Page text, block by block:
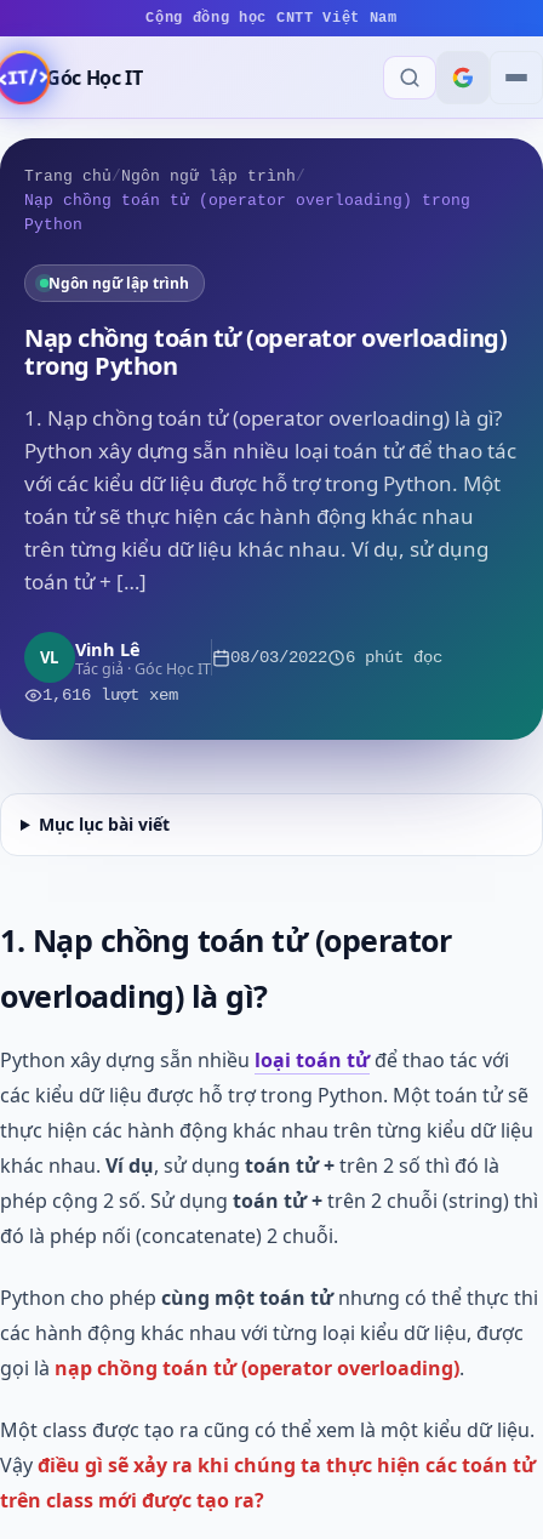
Cộng đồng học CNTT Việt Nam
Góc Học IT
Trang chủ/ Ngôn ngữ lập trình/
Nạp chồng toán tử (operator overloading) trong
Python
Ngôn ngữ lập trình
Nạp chồng toán tử (operator overloading)
trong Python
1. Nạp chồng toán tử (operator overloading) là gì?
Python xây dựng sẵn nhiều loại toán tử để thao tác
với các kiểu dữ liệu được hỗ trợ trong Python. Một
toán tử sẽ thực hiện các hành động khác nhau
trên từng kiểu dữ liệu khác nhau. Ví dụ, sử dụng
toán tử + […]
VL Vinh Lê
Tác giả · Góc Học IT
08/03/2022 6 phút đọc
1,616 lượt xem
Mục lục bài viết
1. Nạp chồng toán tử (operator
overloading) là gì?
Python xây dựng sẵn nhiều loại toán tửđể thao tác với
các kiểu dữ liệu được hỗ trợ trong Python. Một toán tử sẽ
thực hiện các hành động khác nhau trên từng kiểu dữ liệu
khác nhau. Ví dụ, sử dụng toán tử +trên 2 số thì đó là
phép cộng 2 số. Sử dụng toán tử +trên 2 chuỗi (string) thì
đó là phép nối (concatenate) 2 chuỗi.
Python cho phép cùng một toán tửnhưng có thể thực thi
các hành động khác nhau với từng loại kiểu dữ liệu, được
gọi là nạp chồng toán tử (operator overloading).
Một class được tạo ra cũng có thể xem là một kiểu dữ liệu.
Vậyđiều gì sẽ xảy ra khi chúng ta thực hiện các toán tử
trên class mới được tạo ra?